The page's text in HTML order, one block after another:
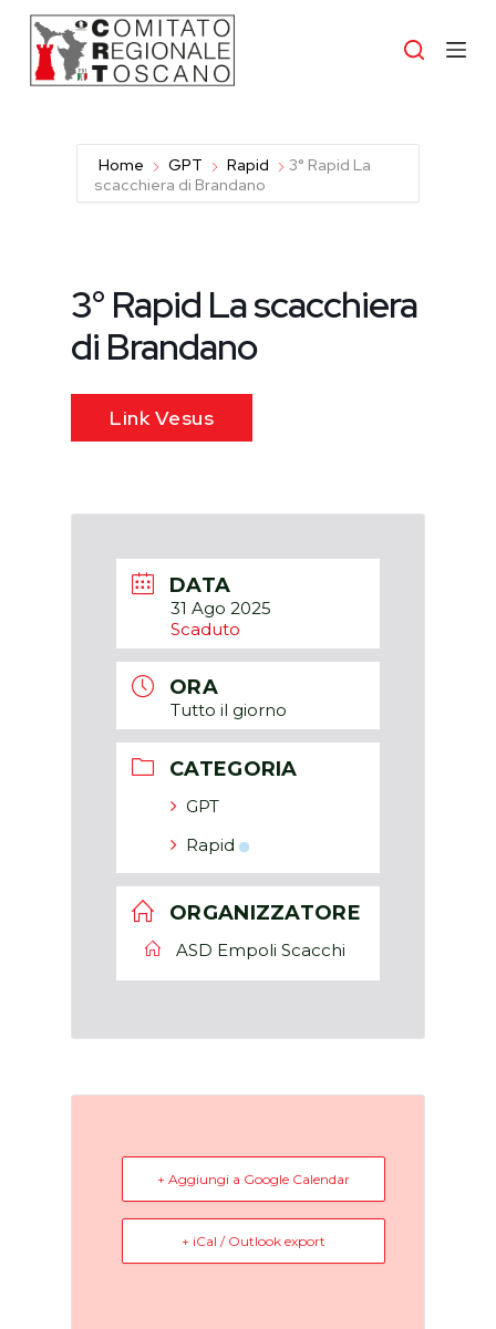
S
Home GPT Rapid
3° Rapid La
scacchiera di Brandano
3° Rapid La scacchiera
di Brandano
Link Vesus
DATA
31 Ago 2025
Scaduto
ORA
Tutto il giorno
CATEGORIA
GPT
Rapid
ORGANIZZATORE
ASD Empoli Scacchi
+ Aggiungi a Google Calendar
+ iCal / Outlook export